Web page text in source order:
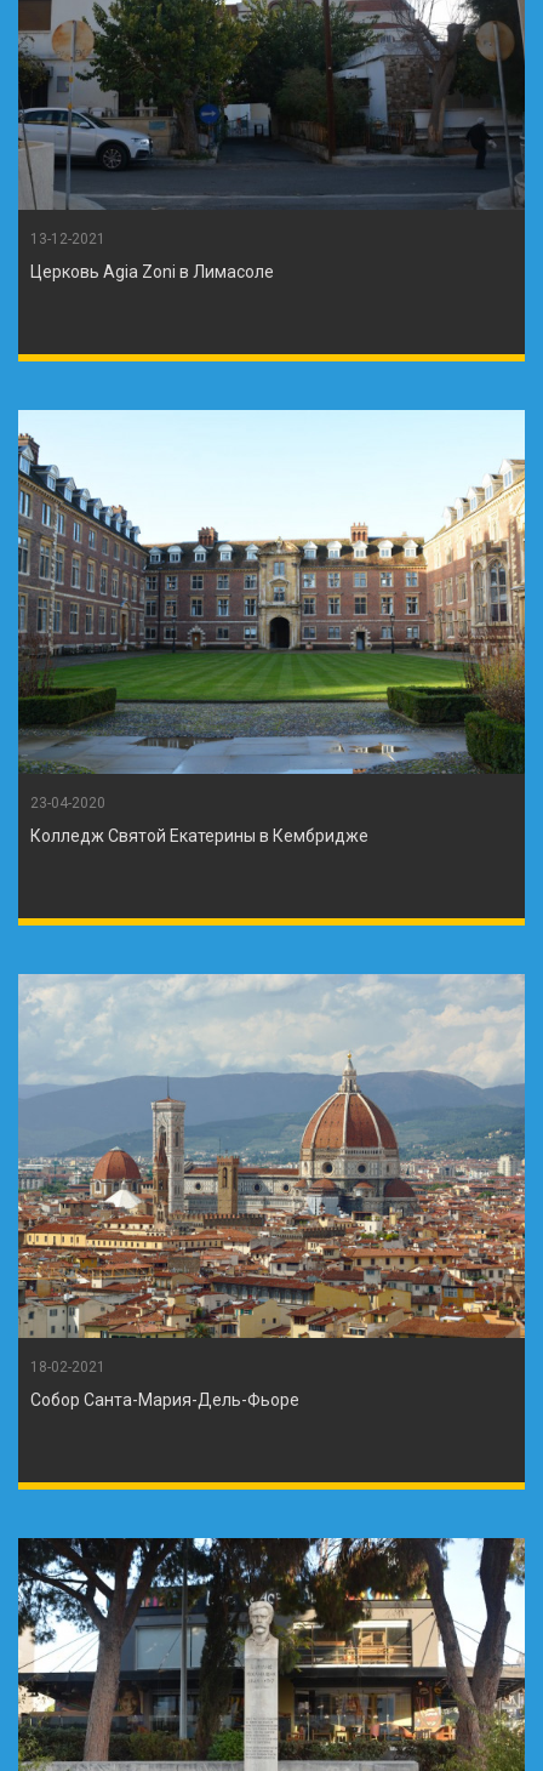
13-12-2021
Церковь Agia Zoni в Лимасоле
23-04-2020
Колледж Святой Екатерины в Кембридже
18-02-2021
Собор Санта-Мария-Дель-Фьоре